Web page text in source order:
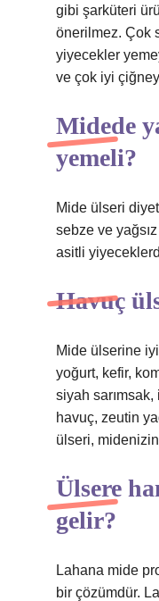
gibi şarküteri
önerilmez. Çok
yiyecekler
ve çok iyi
Midede
yemeli?
Mide ülseri
sebze ve
asitli
Havuç
Mide ülserine
yoğurt, kefir,
siyah
havuç, zeutin
ülseri, midenizin
Ülsere
gelir?
Lahana mide
bir çözümdür.